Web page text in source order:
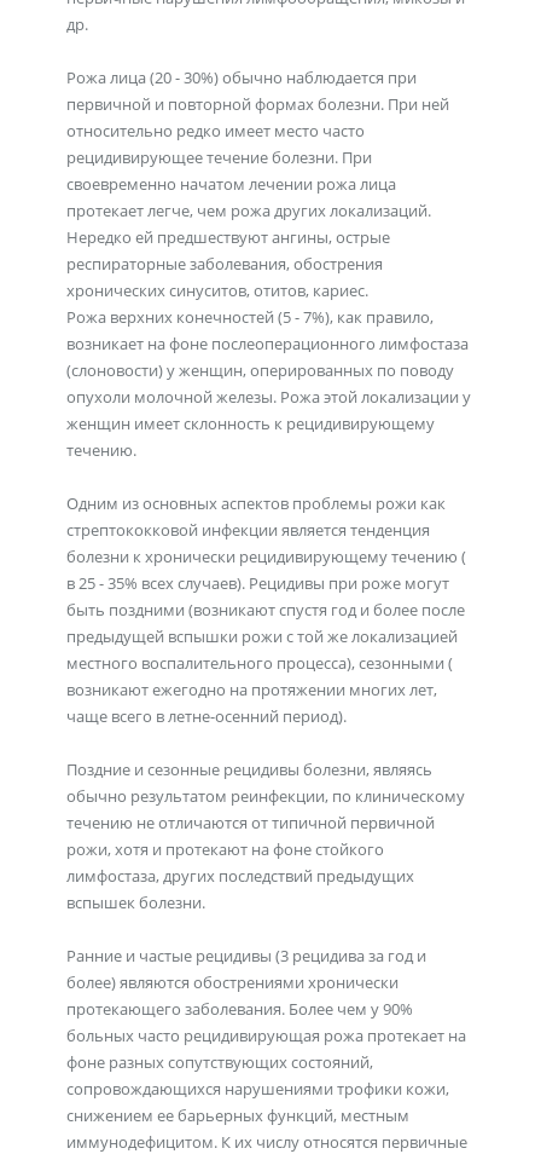
др.
Рожа лица (20 - 30%) обычно наблюдается при
первичной и повторной формах болезни. При ней
относительно редко имеет место часто
рецидивирующее течение болезни. При
своевременно начатом лечении рожа лица
протекает легче, чем рожа других локализаций.
Нередко ей предшествуют ангины, острые
респираторные заболевания, обострения
хронических синуситов, отитов, кариес.
Рожа верхних конечностей (5 - 7%), как правило,
возникает на фоне послеоперационного лимфостаза
(слоновости) у женщин, оперированных по поводу
опухоли молочной железы. Рожа этой локализации у
женщин имеет склонность к рецидивирующему
течению.
Одним из основных аспектов проблемы рожи как
стрептококковой инфекции является тенденция
болезни к хронически рецидивирующему течению (
в 25 - 35% всех случаев). Рецидивы при роже могут
быть поздними (возникают спустя год и более после
предыдущей вспышки рожи с той же локализацией
местного воспалительного процесса), сезонными (
возникают ежегодно на протяжении многих лет,
чаще всего в летне-осенний период).
Поздние и сезонные рецидивы болезни, являясь
обычно результатом реинфекции, по клиническому
течению не отличаются от типичной первичной
рожи, хотя и протекают на фоне стойкого
лимфостаза, других последствий предыдущих
вспышек болезни.
Ранние и частые рецидивы (3 рецидива за год и
более) являются обострениями хронически
протекающего заболевания. Более чем у 90%
больных часто рецидивирующая рожа протекает на
фоне разных сопутствующих состояний,
сопровождающихся нарушениями трофики кожи,
снижением ее барьерных функций, местным
иммунодефицитом. К их числу относятся первичные